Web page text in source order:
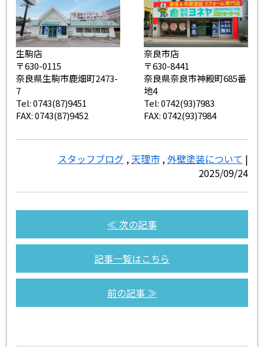
生駒店
〒630-0115
奈良県生駒市鹿畑町2473-
7
Tel: 0743(87)9451
FAX: 0743(87)9452
奈良市店
〒630-8441
奈良県奈良市神殿町685番
地4
Tel: 0742(93)7983
FAX: 0742(93)7984
スタッフブログ, 天理市, 外壁塗装について |
2025/09/24
≪ 次の記事
記事一覧はこちら
前の記事 ≫